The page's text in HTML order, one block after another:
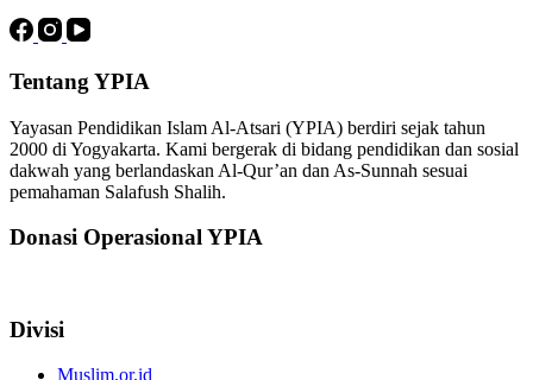
Tentang YPIA
Yayasan Pendidikan Islam Al-Atsari (YPIA) berdiri sejak tahun
2000 di Yogyakarta. Kami bergerak di bidang pendidikan dan sosial
dakwah yang berlandaskan Al-Qur’an dan As-Sunnah sesuai
pemahaman Salafush Shalih.
Donasi Operasional YPIA
Divisi
Muslim.or.id